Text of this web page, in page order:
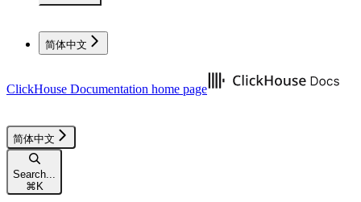
简体中文
ClickHouse Documentation home page
简体中文
Search...
⌘ K